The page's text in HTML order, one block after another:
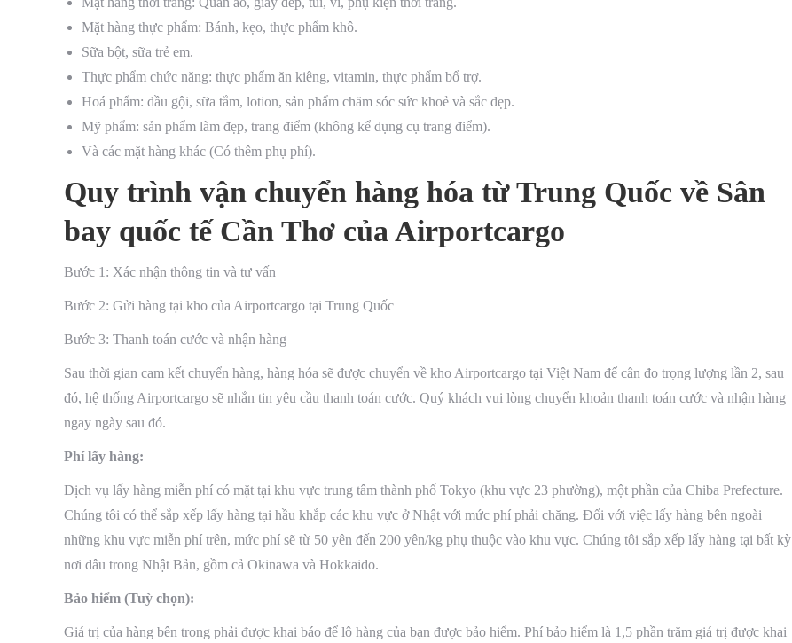
Mặt hàng thực phẩm: Bánh, kẹo, thực phẩm khô.
Sữa bột, sữa trẻ em.
Thực phẩm chức năng: thực phẩm ăn kiêng, vitamin, thực phẩm bổ trợ.
Hoá phẩm: dầu gội, sữa tắm, lotion, sản phẩm chăm sóc sức khoẻ và sắc đẹp.
Mỹ phẩm: sản phẩm làm đẹp, trang điểm (không kể dụng cụ trang điểm).
Và các mặt hàng khác (Có thêm phụ phí).
Quy trình vận chuyển hàng hóa từ Trung Quốc về Sân
bay quốc tế Cần Thơ của Airportcargo
Bước 1: Xác nhận thông tin và tư vấn
Bước 2: Gửi hàng tại kho của Airportcargo tại Trung Quốc
Bước 3: Thanh toán cước và nhận hàng
Sau thời gian cam kết chuyển hàng, hàng hóa sẽ được chuyển về kho Airportcargo tại Việt Nam để cân đo trọng lượng lần 2, sau
đó, hệ thống Airportcargo sẽ nhắn tin yêu cầu thanh toán cước. Quý khách vui lòng chuyển khoản thanh toán cước và nhận hàng
ngay ngày sau đó.
Phí lấy hàng:
Dịch vụ lấy hàng miễn phí có mặt tại khu vực trung tâm thành phố Tokyo (khu vực 23 phường), một phần của Chiba Prefecture.
Chúng tôi có thể sắp xếp lấy hàng tại hầu khắp các khu vực ở Nhật với mức phí phải chăng. Đối với việc lấy hàng bên ngoài
những khu vực miễn phí trên, mức phí sẽ từ 50 yên đến 200 yên/kg phụ thuộc vào khu vực. Chúng tôi sắp xếp lấy hàng tại bất kỳ
nơi đâu trong Nhật Bản, gồm cả Okinawa và Hokkaido.
Bảo hiểm (Tuỳ chọn):
Giá trị của hàng bên trong phải được khai báo để lô hàng của bạn được bảo hiểm. Phí bảo hiểm là 1,5 phần trăm giá trị được khai